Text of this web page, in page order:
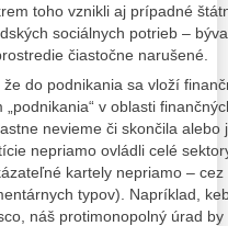
toho vznikli aj prípadné
sociálnych potrieb –
čiastočne narušené.
do podnikania sa vloží
v oblasti
nevieme či skončila
nepriamo ovládli celé
kartely nepriamo –
typov). Napríklad,
náš protimonopolný úrad